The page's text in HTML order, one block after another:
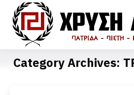
Category Archives: